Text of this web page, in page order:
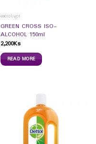
ဆေးဝါးများ
GREEN CROSS ISO-
ALCOHOL 150ml
2,200Ks
READ MORE